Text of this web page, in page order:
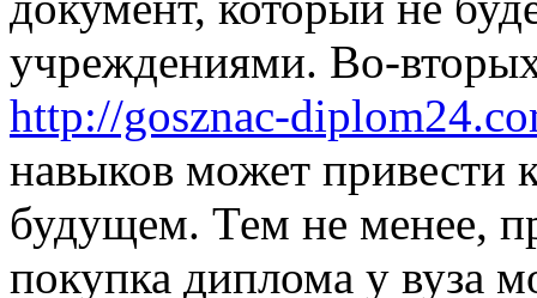
учреждениями. Во-
http://gosznac-
навыков может привести
будущем. Тем не менее,
покупка диплома у вуза